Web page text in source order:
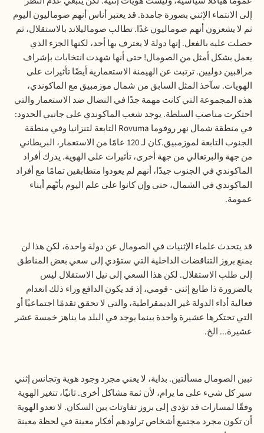
إلى الانتماء الإثني بصورة جامدة. قد يعتبر أناس أنهم صوماليون اليوم
ثم لا يشعرون أنهم صوماليون غدًا. تطالب صوماليلاند بالاستقلال، ثم
حصلت عليه بالفعل. إنها دولة لا يعترف بها أحد، لكنها الجزء الذي
يعمل بشكل أمثل من الصومال! حتى أنها شهدت انتخابات بإشراف
مراقبين دوليين. ترتبت عن الهيمنة الاستعمارية أيضًا تأثيرات على
الهويات. سآخذ المثل السابق من شمال موزمبيق مع الماكوندي،
هذه المجموعة التي كانت مهمة جدًا في النضال ضد الاستعمار والتي
احتكرت مناصب السلطة. يوجد شعب الماكوندي على جانبي الحدود:
في منطقة شمال نهر روفوما Rovuma التابعة لتنزانيا وفي منطقة
الجنوب التابعة لموزمبيق.كان لـ 120 عامًا من الاستعمار، البريطاني
من جهة والبرتغالي من جهة أخرى، تأثيرات على الهوية. يدرك أفراد
الماكوندي في الجنوب جيدًا، أنهم لم يعودوا متطابقين تمامًا مع أفراد
الماكوندي في الشمال، حتى وإن كانوا على علم اليوم بأنّهم أبناء
عمومة.
قد يتحدث علماء الإثنيات في الصومال عن دولة واحدة، لكن هذا لن
يمنع بروز التناقضات الداخلية التي ستؤدي إلى سعي بعض المناطق
إلى طلب الاستقلال. لكن هذا السعي إلى نيل الاستقلال ليس
بالضرورة ذا طابع إثني - قومي، إذ قد يكون الدافع وراء ذلك انعدام
فعالية أداء الدولة غير الديمقراطية، والتي لا تحقق تقدمًا اجتماعيًا أو
التي تحتكرها عشيرة واحدة بينما يوجد في البلد ما يناهز خمسة عشر
عشيرة... الخ.
تبين الصومال مسألتين. بداية، لا يعني مجرد وجود هوية وتجانس إثني
سير كل شيء على ما يرام، لأن ثمة مشاكل أخرى. ثانيًا، تتغير الهوية
وفقًا لمسارات قد تؤدي إلى بروز تفاوتات بين السكان. لا تعدو الهوية
أن تكون مجرد مجتمع أشخاص تراودهم أفكار معينة في لحظة معينة